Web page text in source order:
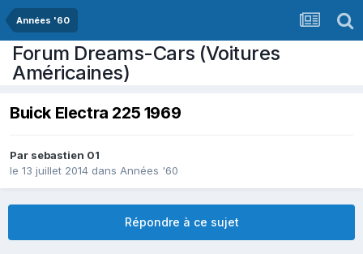
Années '60
Forum Dreams-Cars (Voitures
Américaines)
Buick Electra 225 1969
Par sebastien 01
le 13 juillet 2014 dans Années '60
Répondre à ce sujet